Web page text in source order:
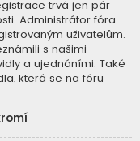
trvá jen pár
Administrátor fóra
uživatelům.
s našimi
a ujednáními. Také
která se na fóru